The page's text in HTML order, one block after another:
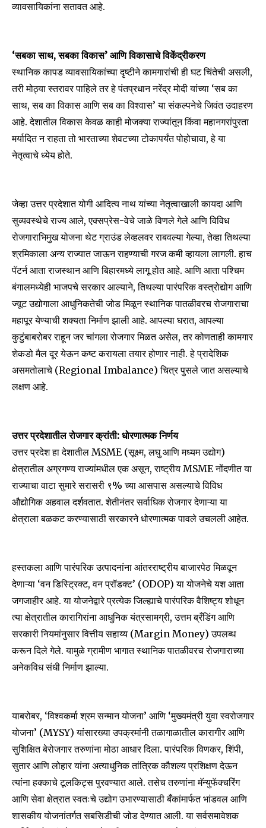
Join our community of
SUBSCRIBERS and be part of the
To subscribe, simply enter your email address on our website
or click the subscribe button below. Don't worry, we respect
your privacy and won't spam your inbox. Your information is
safe with us.
Fans Followers Followers
व्यावसायिकांना सतावत आहे.
‘सबका साथ, सबका विकास’ आणि विकासाचे विकेंद्रीकरण
स्थानिक कापड व्यावसायिकांच्या दृष्टीने कामगारांची ही घट चिंतेची असली,
तरी मोठ्या स्तरावर पाहिले तर हे पंतप्रधान नरेंद्र मोदी यांच्या ‘सब का
साथ, सब का विकास आणि सब का विश्वास’ या संकल्पनेचे जिवंत उदाहरण
आहे. देशातील विकास केवळ काही मोजक्या राज्यांतून किंवा महानगरांपुरता
मर्यादित न राहता तो भारताच्या शेवटच्या टोकापर्यंत पोहोचावा, हे या
नेतृत्वाचे ध्येय होते.
जेव्हा उत्तर प्रदेशात योगी आदित्य नाथ यांच्या नेतृत्वाखाली कायदा आणि
सुव्यवस्थेचे राज्य आले, एक्सप्रेस-वेचे जाळे विणले गेले आणि विविध
रोजगाराभिमुख योजना थेट ग्राउंड लेव्हलवर राबवल्या गेल्या, तेव्हा तिथल्या
श्रमिकाला अन्य राज्यात जाऊन राहण्याची गरज कमी व्हायला लागली. हाच
पॅटर्न आता राजस्थान आणि बिहारमध्ये लागू होत आहे. आणि आता पश्चिम
बंगालमध्येही भाजपचे सरकार आल्याने, तिथल्या पारंपरिक वस्त्रोद्योग आणि
ज्यूट उद्योगाला आधुनिकतेची जोड मिळून स्थानिक पातळीवरच रोजगाराचा
महापूर येण्याची शक्यता निर्माण झाली आहे. आपल्या घरात, आपल्या
कुटुंबाबरोबर राहून जर चांगला रोजगार मिळत असेल, तर कोणताही कामगार
शेकडो मैल दूर येऊन कष्ट करायला तयार होणार नाही. हे प्रादेशिक
असमतोलाचे (Regional Imbalance) चित्र पुसले जात असल्याचे
लक्षण आहे.
उत्तर प्रदेशातील रोजगार क्रांती: धोरणात्मक निर्णय
उत्तर प्रदेश हा देशातील MSME (सूक्ष्म, लघु आणि मध्यम उद्योग)
क्षेत्रातील अग्रगण्य राज्यांमधील एक असून, राष्ट्रीय MSME नोंदणीत या
राज्याचा वाटा सुमारे सरासरी ९% च्या आसपास असल्याचे विविध
औद्योगिक अहवाल दर्शवतात. शेतीनंतर सर्वाधिक रोजगार देणाऱ्या या
क्षेत्राला बळकट करण्यासाठी सरकारने धोरणात्मक पावले उचलली आहेत.
हस्तकला आणि पारंपरिक उत्पादनांना आंतरराष्ट्रीय बाजारपेठ मिळवून
देणाऱ्या ‘वन डिस्ट्रिक्ट, वन प्रॉडक्ट’ (ODOP) या योजनेचे यश आता
जगजाहीर आहे. या योजनेद्वारे प्रत्येक जिल्ह्याचे पारंपरिक वैशिष्ट्य शोधून
त्या क्षेत्रातील कारागिरांना आधुनिक यंत्रसामग्री, उत्तम ब्रँडिंग आणि
सरकारी नियमांनुसार वित्तीय सहाय्य (Margin Money) उपलब्ध
करून दिले गेले. यामुळे ग्रामीण भागात स्थानिक पातळीवरच रोजगाराच्या
अनेकविध संधी निर्माण झाल्या.
याबरोबर, ‘विश्वकर्मा श्रम सन्मान योजना’ आणि ‘मुख्यमंत्री युवा स्वरोजगार
योजना’ (MYSY) यांसारख्या उपक्रमांनी तळागाळातील कारागीर आणि
सुशिक्षित बेरोजगार तरुणांना मोठा आधार दिला. पारंपरिक विणकर, शिंपी,
सुतार आणि लोहार यांना अत्याधुनिक तांत्रिक कौशल्य प्रशिक्षण देऊन
त्यांना हक्काचे टूलकिट्स पुरवण्यात आले. तसेच तरुणांना मॅन्युफॅक्चरिंग
आणि सेवा क्षेत्रात स्वतःचे उद्योग उभारण्यासाठी बँकांमार्फत भांडवल आणि
शासकीय योजनांतर्गत सबसिडीची जोड देण्यात आली. या सर्वसमावेशक